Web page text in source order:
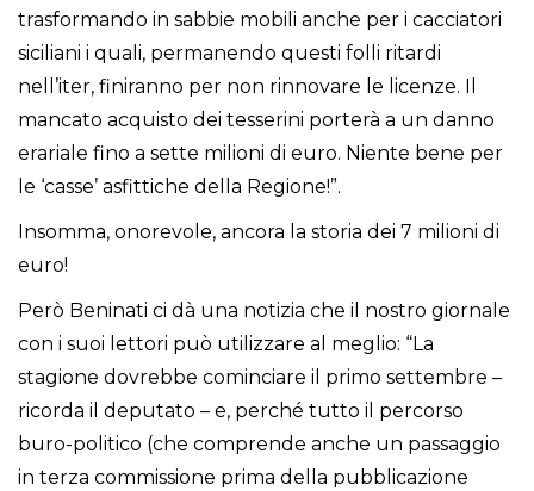
trasformando in sabbie mobili anche per i cacciatori
siciliani i quali, permanendo questi folli ritardi
nell’iter, finiranno per non rinnovare le licenze. Il
mancato acquisto dei tesserini porterà a un danno
erariale fino a sette milioni di euro. Niente bene per
le ‘casse’ asfittiche della Regione!”.
Insomma, onorevole, ancora la storia dei 7 milioni di
euro!
Però Beninati ci dà una notizia che il nostro giornale
con i suoi lettori può utilizzare al meglio: “La
stagione dovrebbe cominciare il primo settembre –
ricorda il deputato – e, perché tutto il percorso
buro-politico (che comprende anche un passaggio
in terza commissione prima della pubblicazione